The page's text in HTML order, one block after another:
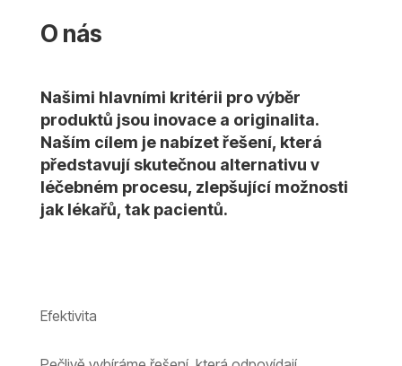
O nás
Našimi hlavními kritérii pro výběr
produktů jsou inovace a originalita.
Naším cílem je nabízet řešení, která
představují skutečnou alternativu v
léčebném procesu, zlepšující možnosti
jak lékařů, tak pacientů.
Efektivita